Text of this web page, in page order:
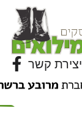
יצירת קשר